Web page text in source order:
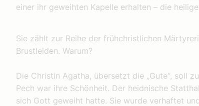
einer ihr geweihten Kapelle erhalten – die
Sie zählt zur Reihe der frühchristlichen
Brustleiden. Warum?
Die Christin Agatha, übersetzt die „Gute“, soll
Pech war ihre Schönheit. Der heidnische
sich Gott geweiht hatte. Sie wurde verhaftet